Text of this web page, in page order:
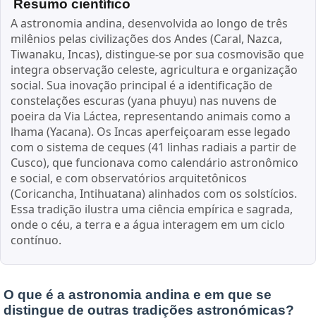
Resumo científico
A astronomia andina, desenvolvida ao longo de três
milênios pelas civilizações dos Andes (Caral, Nazca,
Tiwanaku, Incas), distingue-se por sua cosmovisão que
integra observação celeste, agricultura e organização
social. Sua inovação principal é a identificação de
constelações escuras (yana phuyu) nas nuvens de
poeira da Via Láctea, representando animais como a
lhama (Yacana). Os Incas aperfeiçoaram esse legado
com o sistema de ceques (41 linhas radiais a partir de
Cusco), que funcionava como calendário astronômico
e social, e com observatórios arquitetônicos
(Coricancha, Intihuatana) alinhados com os solstícios.
Essa tradição ilustra uma ciência empírica e sagrada,
onde o céu, a terra e a água interagem em um ciclo
contínuo.
O que é a astronomia andina e em que se
distingue de outras tradições astronómicas?